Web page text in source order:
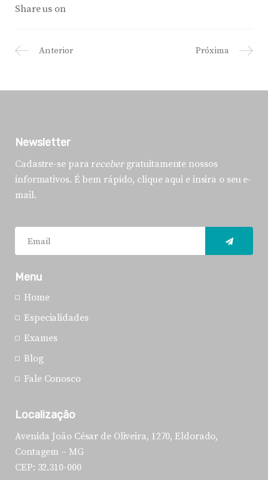
Share us on
Anterior Próxima
Newsletter
Cadastre-se para recebergratuitamente nossos
informativos. É bem rápido, clique aqui e insira o seu e-
mail.
Menu
Home
Especialidades
Exames
Blog
Fale Conosco
Localização
Avenida João César de Oliveira, 1270, Eldorado,
Contagem – MG
CEP: 32.310-000